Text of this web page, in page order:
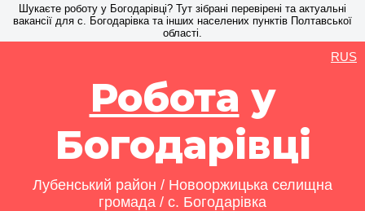
Шукаєте роботу у Богодарівці? Тут зібрані перевірені та актуальні
вакансії для с. Богодарівка та інших населених пунктів Полтавської
області.
Робота у
Богодарівці
Лубенський район / Новооржицька селищна
громада / с. Богодарівка
RUS